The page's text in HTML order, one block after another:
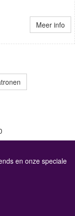
Meer info
en onze speciale